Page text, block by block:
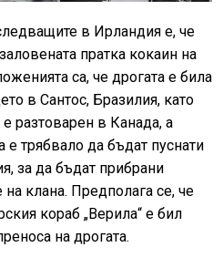
в Ирландия е, че
пратка кокаин на
са, че дрогата е била
в Сантос, Бразилия, като
разтоварен в Канада, а
е трябвало да бъдат пуснати
за да бъдат прибрани
клана. Предполага се, че
кораб „Верила“ е бил
на дрогата.